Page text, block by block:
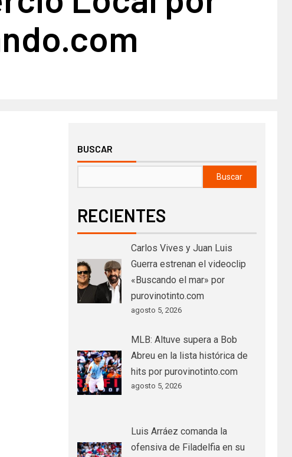
BUSCAR
Buscar
RECIENTES
Carlos Vives y Juan Luis
Guerra estrenan el videoclip
«Buscando el mar» por
purovinotinto.com
agosto 5, 2026
MLB: Altuve supera a Bob
Abreu en la lista histórica de
hits por purovinotinto.com
agosto 5, 2026
Luis Arráez comanda la
ofensiva de Filadelfia en su